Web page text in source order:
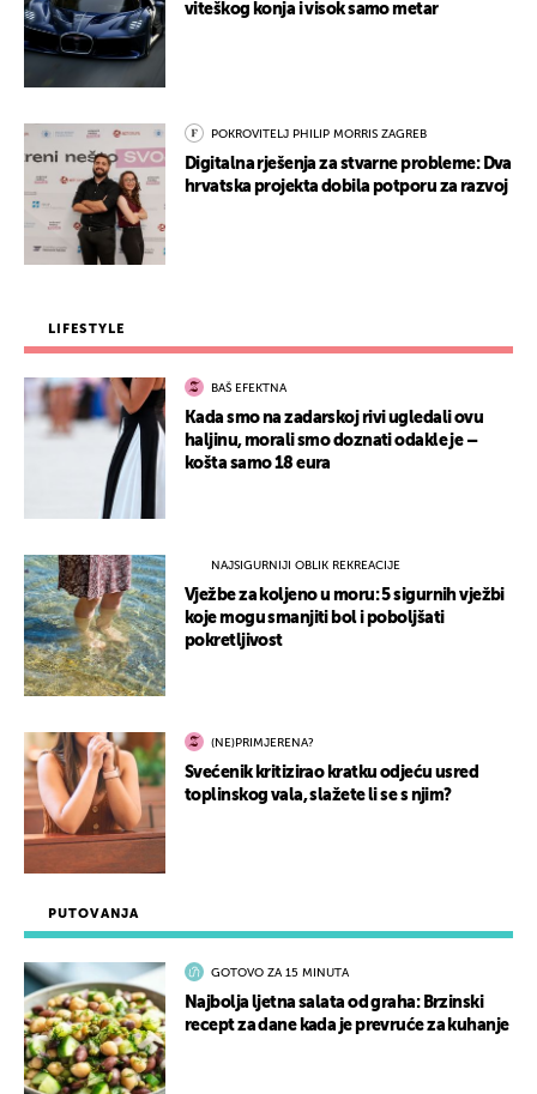
PUTOVANJA
GOTOVO ZA 15 MINUTA
Najbolja ljetna salata od graha: Brzinski
recept za dane kada je prevruće za kuhanje
viteškog konja i visok samo metar
POKROVITELJ PHILIP MORRIS ZAGREB
Digitalna rješenja za stvarne probleme: Dva
hrvatska projekta dobila potporu za razvoj
LIFESTYLE
BAŠ EFEKTNA
Kada smo na zadarskoj rivi ugledali ovu
haljinu, morali smo doznati odakle je –
košta samo 18 eura
NAJSIGURNIJI OBLIK REKREACIJE
Vježbe za koljeno u moru: 5 sigurnih vježbi
koje mogu smanjiti bol i poboljšati
pokretljivost
(NE)PRIMJERENA?
Svećenik kritizirao kratku odjeću usred
toplinskog vala, slažete li se s njim?